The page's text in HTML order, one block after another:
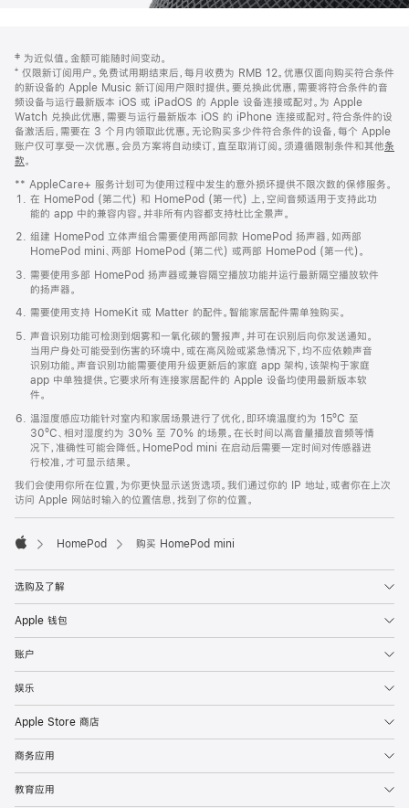
页
页
脚
注
‡ 为近似值。金额可能随时间变动。
⁺ 仅限新订阅用户。免费试用期结束后，每月收费为 RMB 12。优惠仅面向购买符合条件
的新设备的 Apple Music 新订阅用户限时提供。要兑换此优惠，需要将符合条件的音
频设备与运行最新版本 iOS 或 iPadOS 的 Apple 设备连接或配对。为 Apple
Watch 兑换此优惠，需要与运行最新版本 iOS 的 iPhone 连接或配对。符合条件的设
备激活后，需要在 3 个月内领取此优惠。无论购买多少件符合条件的设备，每个 Apple
账户仅可享受一次优惠。会员方案将自动续订，直至取消订阅。须遵循限制条件和其他条
款。
窗
口
中
打
开)
** AppleCare+ 服务计划可为使用过程中发生的意外损坏提供不限次数的保修服务。
在 HomePod (第二代) 和 HomePod (第一代) 上，空间音频适用于支持此功
能的 app 中的兼容内容。并非所有内容都支持杜比全景声。
组建 HomePod 立体声组合需要使用两部同款 HomePod 扬声器，如两部
HomePod mini、两部 HomePod (第二代) 或两部 HomePod (第一代)。
需要使用多部 HomePod 扬声器或兼容隔空播放功能并运行最新隔空播放软件
的扬声器。
需要使用支持 HomeKit 或 Matter 的配件。智能家居配件需单独购买。
声音识别功能可检测到烟雾和一氧化碳的警报声，并可在识别后向你发送通知。
当用户身处可能受到伤害的环境中，或在高风险或紧急情况下，均不应依赖声音
识别功能。声音识别功能需要使用升级更新后的家庭 app 架构，该架构于家庭
app 中单独提供。它要求所有连接家居配件的 Apple 设备均使用最新版本软
件。
温湿度感应功能针对室内和家居场景进行了优化，即环境温度约为 15ºC 至
30ºC、相对湿度约为 30% 至 70% 的场景。在长时间以高音量播放音频等情
况下，准确性可能会降低。HomePod mini 在启动后需要一定时间对传感器进
行校准，才可显示结果。
我们会使用你所在位置，为你更快显示送货选项。我们通过你的 IP 地址，或者你在上次
访问 Apple 网站时输入的位置信息，找到了你的位置。
HomePod 购买 HomePod mini
选购及了解
Apple 钱包
账户
娱乐
Apple Store 商店
商务应用
教育应用